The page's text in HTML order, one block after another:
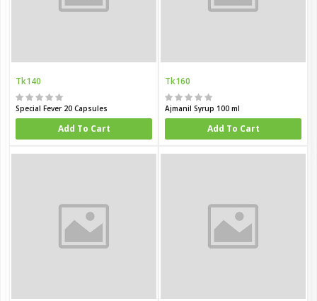
Tk140
Special Fever 20 Capsules
Add To Cart
Tk160
Ajmanil Syrup 100 ml
Add To Cart